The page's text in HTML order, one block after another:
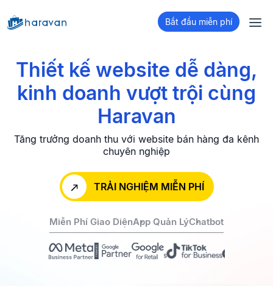
Bắt đầu miễn phí
Thiết kế website dễ dàng,
kinh doanh vượt trội cùng
Haravan
Tăng trưởng doanh thu với website bán hàng đa kênh
chuyên nghiệp
TRẢI NGHIỆM MIỄN PHÍ
Miễn Phí Giao DiệnApp Quản LýChatbot